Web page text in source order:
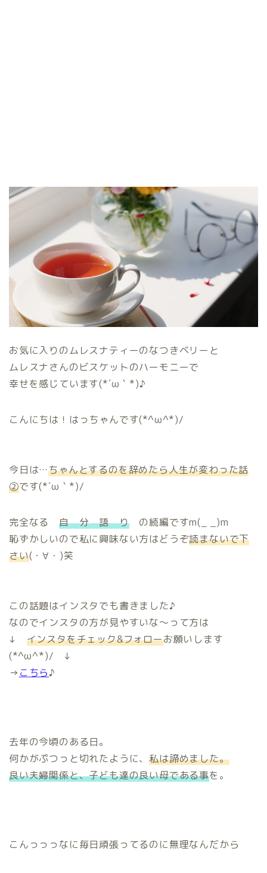
お気に入りのムレスナティーのなつきベリーと
ムレスナさんのビスケットのハーモニーで
幸せを感じています(*´ω｀*)♪
こんにちは！はっちゃんです(*^ω^*)/
今日は…ちゃんとするのを辞めたら人生が変わった話
②です(*´ω｀*)/
完全なる 自 分 語 りの続編ですm(_ _)m
恥ずかしいので私に興味ない方はどうぞ読まないで下
さい(・∀・)笑
この話題はインスタでも書きました♪
なのでインスタの方が見やすいな～って方は
↓ インスタをチェック&フォローお願いします
(*^ω^*)/ ↓
→ こちら♪
去年の今頃のある日。
何かがぷつっと切れたように、私は諦めました。
良い夫婦関係と、子ども達の良い母である事を。
こんっっっなに毎日頑張ってるのに無理なんだから